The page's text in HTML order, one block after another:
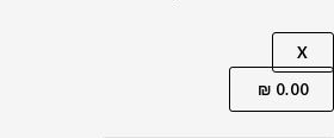
X
0.00
₪